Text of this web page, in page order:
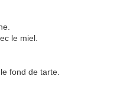
le miel.
fond de tarte.